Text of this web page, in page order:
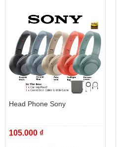
Head Phone Sony
105.000 ₫